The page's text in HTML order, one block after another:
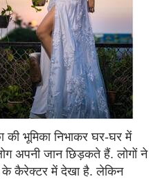
भूमिका निभाकर घर-घर में
अपनी जान छिड़कते हैं. लोगों ने
के कैरेक्टर में देखा है. लेकिन